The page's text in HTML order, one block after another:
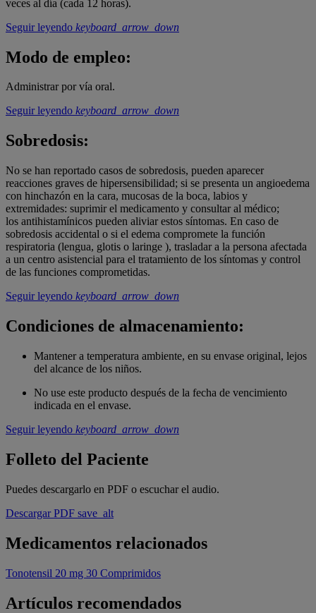
veces al día (cada 12 horas).
Seguir leyendo keyboard_arrow_down
Modo de empleo:
Administrar por vía oral.
Seguir leyendo keyboard_arrow_down
Sobredosis:
No se han reportado casos de sobredosis, pueden aparecer
reacciones graves de hipersensibilidad; si se presenta un angioedema
con hinchazón en la cara, mucosas de la boca, labios y
extremidades: suprimir el medicamento y consultar al médico;
los antihistamínicos pueden aliviar estos síntomas. En caso de
sobredosis accidental o si el edema compromete la función
respiratoria (lengua, glotis o laringe ), trasladar a la persona afectada
a un centro asistencial para el tratamiento de los síntomas y control
de las funciones comprometidas.
Seguir leyendo keyboard_arrow_down
Condiciones de almacenamiento:
Mantener a temperatura ambiente, en su envase original, lejos
del alcance de los niños.
No use este producto después de la fecha de vencimiento
indicada en el envase.
Seguir leyendo keyboard_arrow_down
Folleto del Paciente
Puedes descargarlo en PDF o escuchar el audio.
Descargar PDF save_alt
Medicamentos relacionados
Tonotensil 20 mg 30 Comprimidos
Artículos recomendados